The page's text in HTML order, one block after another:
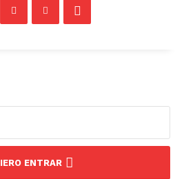
ENTRAR